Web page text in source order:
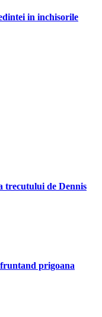
in inchisorile
trecutului de Dennis
prigoana